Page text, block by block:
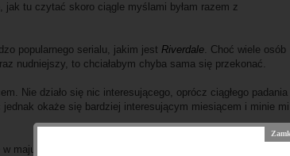
jak tu czytać skoro ciągle myślami byłam razem z
popularnego serialu, jakim jest Riverdale. Choć wiele osób
nudniejszy, to chciałabym chyba sama się przekonać.
Nie działo się nic interesującego, oprócz ciągłego padania
okaże się bardziej interesującym miesiącem i minie mi
maju? :)